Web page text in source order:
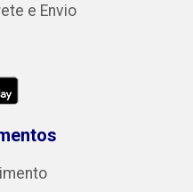
e Envio